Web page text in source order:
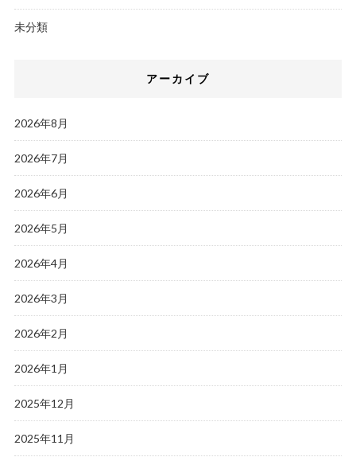
未分類
アーカイブ
2026年8月
2026年7月
2026年6月
2026年5月
2026年4月
2026年3月
2026年2月
2026年1月
2025年12月
2025年11月